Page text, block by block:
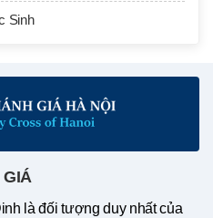
Sinh
GIÁ
là đối tượng duy nhất của